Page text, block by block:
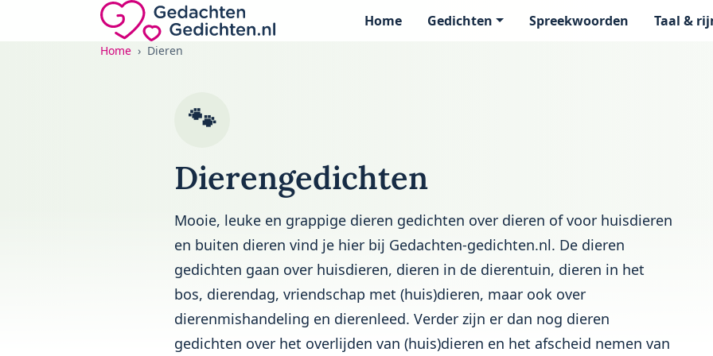
Direct naar de inhoud
Gedachten-Gedichten.nl — naar de homepage
Home Gedichten Spreekwoorden Taal &
Home Dieren
🐾
Dierengedichten
Mooie, leuke en grappige dieren gedichten over dieren of voor huisdieren
en buiten dieren vind je hier bij Gedachten-gedichten.nl. De dieren
gedichten gaan over huisdieren, dieren in de dierentuin, dieren in het
bos, dierendag, vriendschap met (huis)dieren, maar ook over
dierenmishandeling en dierenleed. Verder zijn er dan nog dieren
gedichten over het overlijden van (huis)dieren en het afscheid nemen van